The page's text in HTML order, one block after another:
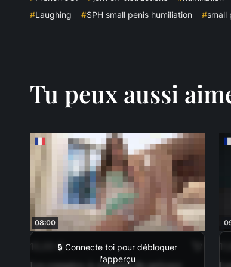
#Laughing #SPH small penis humiliation #small
Tu peux aussi
08:00
🔒 Connecte toi pour débloquer
l'apperçu
10,00 €